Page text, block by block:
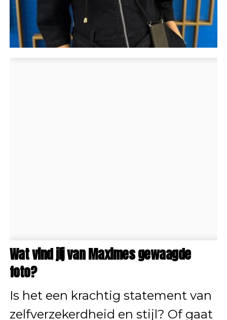
Wat vind jij van Maximes gewaagde
foto?
Is het een krachtig statement van
zelfverzekerdheid en stijl? Of gaat